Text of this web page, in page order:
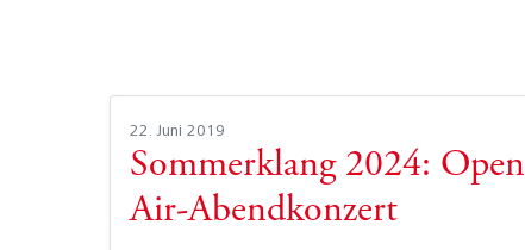
22. Juni 2019
Sommerklang 2024: Open
Air-Abendkonzert